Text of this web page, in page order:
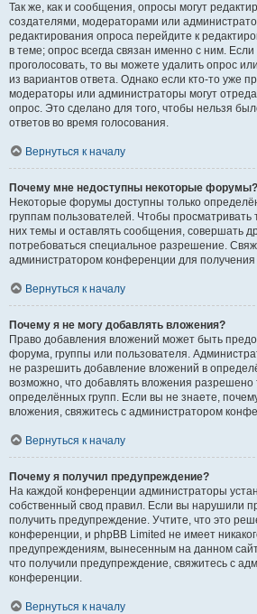
Так же, как и сообщения, опросы могут
создателями, модераторами или
редактирования опроса перейдите к
в теме; опрос всегда связан именно с ним. Если
проголосовать, то вы можете удалить опрос
из вариантов ответа. Однако если кто-то уже
модераторы или администраторы могут
опрос. Это сделано для того, чтобы нельзя
ответов во время голосования.
Вернуться к началу
Почему мне недоступны некоторые форумы?
Некоторые форумы доступны только
группам пользователей. Чтобы просматривать
них темы и оставлять сообщения, совершать
потребоваться специальное разрешение.
администратором конференции для
Вернуться к началу
Почему я не могу добавлять вложения?
Право добавления вложений может быть
форума, группы или пользователя.
не разрешить добавление вложений в
возможно, что добавлять вложения разрешено
определённых групп. Если вы не знаете,
вложения, свяжитесь с администратором
Вернуться к началу
Почему я получил предупреждение?
На каждой конференции администраторы
собственный свод правил. Если вы нарушили
получить предупреждение. Учтите, что это
конференции, и phpBB Limited не имеет
предупреждениям, вынесенным на данном
что получили предупреждение, свяжитесь с
конференции.
Вернуться к началу